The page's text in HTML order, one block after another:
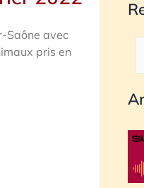
Saône avec
pris en